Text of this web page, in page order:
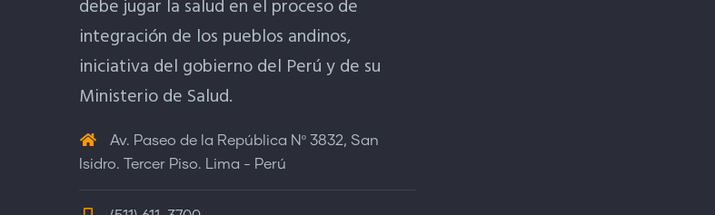
debe jugar la salud en el proceso de
integración de los pueblos andinos,
iniciativa del gobierno del Perú y de su
Ministerio de Salud.
Av. Paseo de la República Nº 3832, San
Isidro. Tercer Piso. Lima - Perú